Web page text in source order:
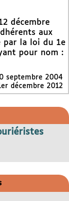
décembre
aux
par la loi du 1e
pour nom :
septembre 2004
décembre 2012